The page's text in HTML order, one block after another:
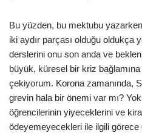
Bu yüzden, bu mektubu
iki aydır parçası olduğu oldukça
derslerini onu son anda ve
büyük, küresel bir kriz
çekiyorum. Korona zamanında,
grevin hala bir önemi var mı?
öğrencilerinin yiyeceklerini ve
ödeyemeyecekleri ile ilgili